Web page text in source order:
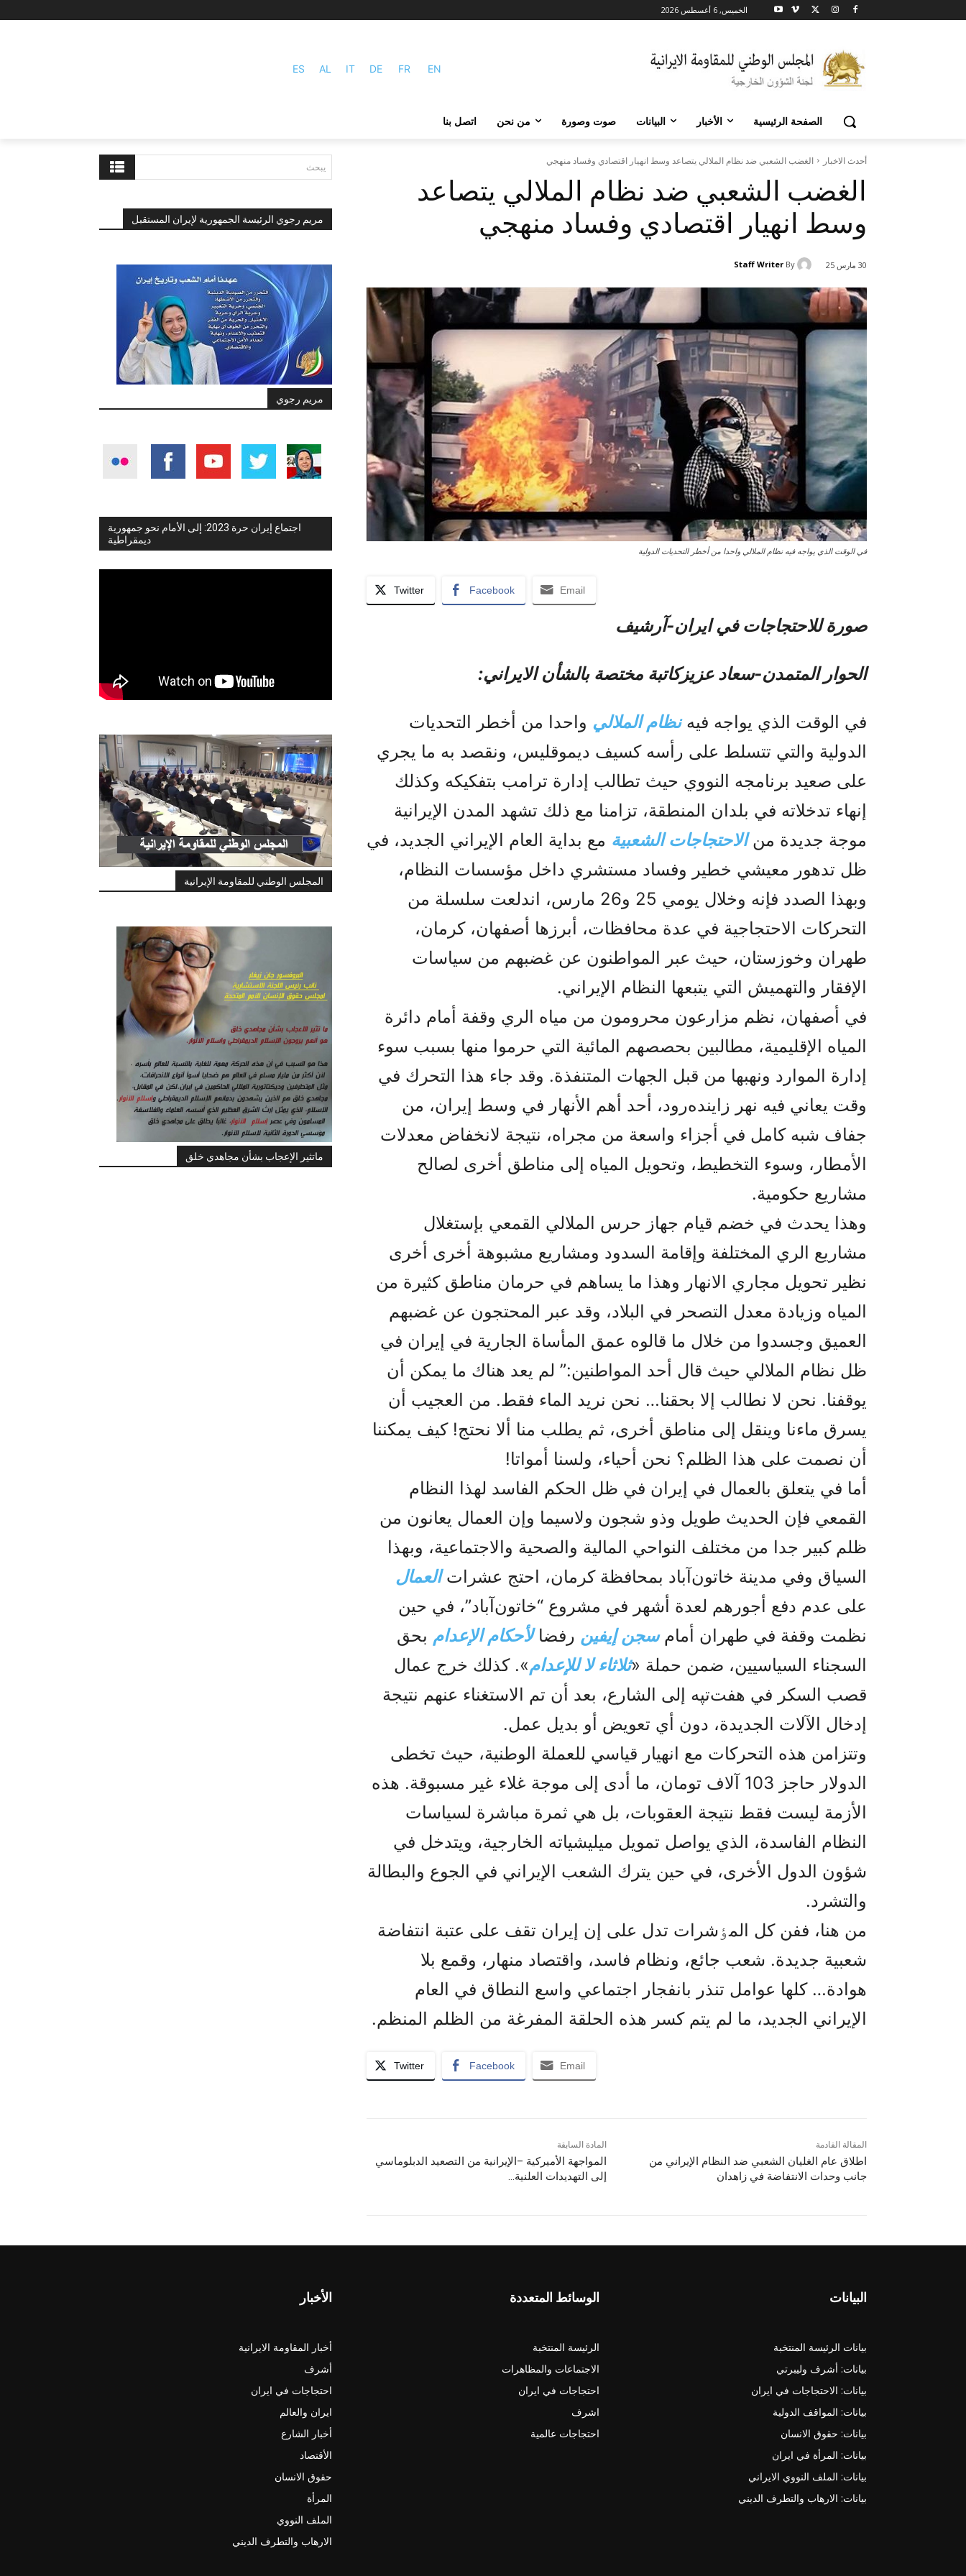
الخميس, 6 أغسطس 2026
ES AL IT DE FR EN
الصفحة الرئيسية الأخبار البيانات صوت وصورة من نحن اتصل بنا
يبحث
مريم رجوي الرئيسة الجمهورية لإيران المستقبل
مريم رجوي
اجتماع إيران حرة 2023: إلى الأمام نحو جمهورية
ديمقراطية
المجلس الوطني للمقاومة الإيرانية
ماتثير الإعجاب بشأن مجاهدي خلق
أحدث الاخبار الغضب الشعبي ضد نظام الملالي يتصاعد وسط انهيار اقتصادي وفساد منهجي
الغضب الشعبي ضد نظام الملالي يتصاعد
وسط انهيار اقتصادي وفساد منهجي
30 مارس 25 By
Staff Writer
في الوقت الذي يواجه فيه نظام الملالي واحدا من أخطر التحديات الدولية
Twitter Facebook Email
صورة للاحتجاجات في ایران-آرشیف
الحوار المتمدن-سعاد عزيزکاتبة مختصة بالشأن الايراني:
في الوقت الذي يواجه فيهنظام الملالي واحدا من أخطر التحديات
الدولية والتي تتسلط على رأسه کسيف ديموقليس، ونقصد به ما يجري
على صعيد برنامجه النووي حيث تطالب إدارة ترامب بتفکيکه وکذلك
إنهاء تدخلاته في بلدان المنطقة، تزامنا مع ذلك تشهد المدن الإيرانية
موجة جديدة منالاحتجاجات الشعبية مع بداية العام الإيراني الجديد، في
ظل تدهور معيشي خطير وفساد مستشري داخل مؤسسات النظام،
وبهذا الصدد فإنه وخلال يومي 25 و26 مارس، اندلعت سلسلة من
التحركات الاحتجاجية في عدة محافظات، أبرزها أصفهان، كرمان،
طهران وخوزستان، حيث عبر المواطنون عن غضبهم من سياسات
الإفقار والتهميش التي يتبعها النظام الإيراني.
في أصفهان، نظم مزارعون محرومون من مياه الري وقفة أمام دائرة
المياه الإقليمية، مطالبين بحصصهم المائية التي حرموا منها بسبب سوء
إدارة الموارد ونهبها من قبل الجهات المتنفذة. وقد جاء هذا التحرك في
وقت يعاني فيه نهر زاينده‌رود، أحد أهم الأنهار في وسط إيران، من
جفاف شبه كامل في أجزاء واسعة من مجراه، نتيجة لانخفاض معدلات
الأمطار، وسوء التخطيط، وتحويل المياه إلى مناطق أخرى لصالح
مشاريع حكومية.
وهذا يحدث في خضم قيام جهاز حرس الملالي القمعي بإستغلال
مشاريع الري المختلفة وإقامة السدود ومشاريع مشبوهة أخرى أخرى
نظير تحويل مجاري الانهار وهذا ما يساهم في حرمان مناطق کثيرة من
المياه وزيادة معدل التصحر في البلاد، وقد عبر المحتجون عن غضبهم
العميق وجسدوا من خلال ما قالوه عمق المأساة الجارية في إيران في
ظل نظام الملالي حيث قال أحد المواطنين:” لم يعد هناك ما يمكن أن
يوقفنا. نحن لا نطالب إلا بحقنا… نحن نريد الماء فقط. من العجيب أن
يسرق ماءنا وينقل إلى مناطق أخرى، ثم يطلب منا ألا نحتج! كيف يمكننا
أن نصمت على هذا الظلم؟ نحن أحياء، ولسنا أمواتا!
أما في يتعلق بالعمال في إيران في ظل الحکم الفاسد لهذا النظام
القمعي فإن الحديث طويل وذو شجون ولاسيما وإن العمال يعانون من
ظلم کبير جدا من مختلف النواحي المالية والصحية والاجتماعية، وبهذا
السياق وفي مدينة خاتون‌آباد بمحافظة كرمان، احتج عشراتالعمال
على عدم دفع أجورهم لعدة أشهر في مشروع “خاتون‌آباد”، في حين
نظمت وقفة في طهران أمامسجن إيفين رفضالأحكام الإعدام بحق
السجناء السياسيين، ضمن حملة «ثلاثاء لا للإعدام». كذلك خرج عمال
قصب السكر في هفت‌تپه إلى الشارع، بعد أن تم الاستغناء عنهم نتيجة
إدخال الآلات الجديدة، دون أي تعويض أو بديل عمل.
وتتزامن هذه التحركات مع انهيار قياسي للعملة الوطنية، حيث تخطى
الدولار حاجز 103 آلاف تومان، ما أدى إلى موجة غلاء غير مسبوقة. هذه
الأزمة ليست فقط نتيجة العقوبات، بل هي ثمرة مباشرة لسياسات
النظام الفاسدة، الذي يواصل تمويل ميليشياته الخارجية، ويتدخل في
شؤون الدول الأخرى، في حين يترك الشعب الإيراني في الجوع والبطالة
والتشرد.
من هنا، ففن کل المٶشرات تدل على إن إيران تقف على عتبة انتفاضة
شعبية جديدة. شعب جائع، ونظام فاسد، واقتصاد منهار، وقمع بلا
هوادة… كلها عوامل تنذر بانفجار اجتماعي واسع النطاق في العام
الإيراني الجديد، ما لم يتم كسر هذه الحلقة المفرغة من الظلم المنظم.
Twitter Facebook Email
المادة السابقة
المواجهة الأميركية –الإيرانية من التصعيد الدبلوماسي
إلى التهديدات العلنية…
المقالة القادمة
اطلاق عام الغليان الشعبي ضد النظام الإيراني من
جانب وحدات الانتفاضة في زاهدان
الأخبار
أخبار المقاومة الايرانية
أشرف
احتجاجات في ايران
ايران والعالم
أخبار الشارع
الأقتصاد
حقوق الانسان
المرأة
الملف النووي
الارهاب والتطرف الديني
الوسائط المتعددة
الرئيسة المنتخبة
الاجتماعات والمظاهرات
احتجاجات في ايران
اشرف
احتجاجات عالمية
البيانات
بيانات الرئيسة المنتخبة
بيانات: أشرف وليبرتي
بيانات: الاحتجاجات في ايران
بيانات: المواقف الدولية
بيانات: حقوق الانسان
بيانات: المرأة في ايران
بيانات: الملف النووي الايراني
بيانات: الارهاب والتطرف الديني